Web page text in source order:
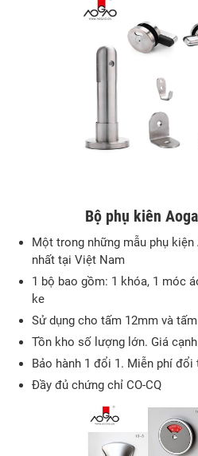
Bộ phụ kiên
Một trong những mẫu phụ
nhất tại Việt Nam
1 bộ bao gồm: 1 khóa, 1 móc
ke
Sử dụng cho tấm 12mm và
Tồn kho số lượng lớn. Giá
Bảo hành 1 đổi 1. Miễn phí đổi
Đầy đủ chứng chỉ CO-CQ